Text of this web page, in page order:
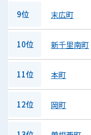
9位 末広町
10位 新千里南町
11位 本町
12位 岡町